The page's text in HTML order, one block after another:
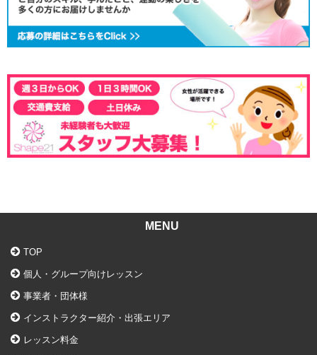
MENU
TOP
個人・グループ向けレッスン
事業者・団体様
インストラクター紹介・出張エリア
レッスン料金